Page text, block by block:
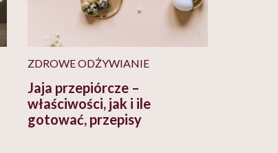
ZDROWE ODŻYWIANIE
Jaja przepiórcze –
właściwości, jak i ile
gotować, przepisy